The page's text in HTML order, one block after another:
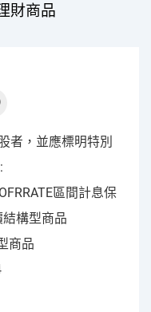
財商品
者，並應標明特別
區間計息保
構型商品
商品